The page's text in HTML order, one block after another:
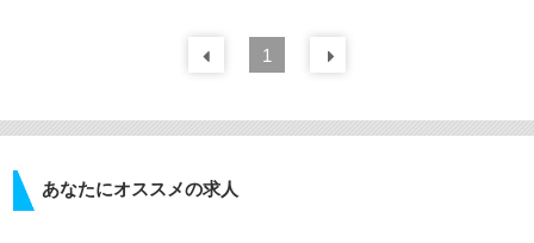
前の 件
1
あなたにオススメの求人